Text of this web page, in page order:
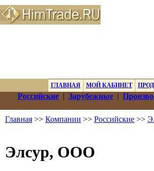
ГЛАВНАЯ МОЙ КАБИНЕТ
Российские| Зарубежные|
Главная >> Компании >> Российские >>
Элсур, ООО